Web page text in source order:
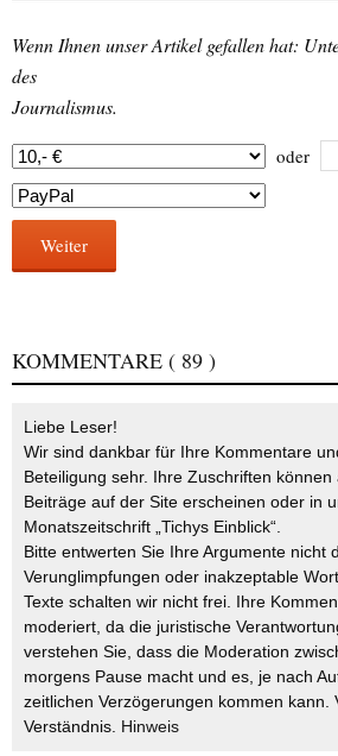
Wenn Ihnen unser Artikel gefallen hat:
des
Journalismus.
oder
Weiter
KOMMENTARE ( 89 )
Liebe Leser!
Wir sind dankbar für Ihre Kommentare
Beteiligung sehr. Ihre Zuschriften
Beiträge auf der Site erscheinen oder in
Monatszeitschrift „Tichys Einblick“.
Bitte entwerten Sie Ihre Argumente nicht
Verunglimpfungen oder inakzeptable
Texte schalten wir nicht frei. Ihre
moderiert, da die juristische
verstehen Sie, dass die Moderation
morgens Pause macht und es, je nach
zeitlichen Verzögerungen kommen kann.
Verständnis. Hinweis